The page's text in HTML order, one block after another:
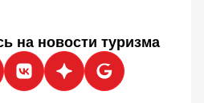
на новости туризма